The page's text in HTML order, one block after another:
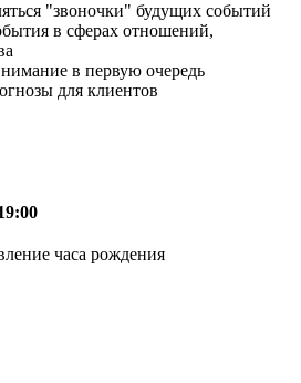
"звоночки" будущих событий
в сферах отношений,
в первую очередь
для клиентов
часа рождения